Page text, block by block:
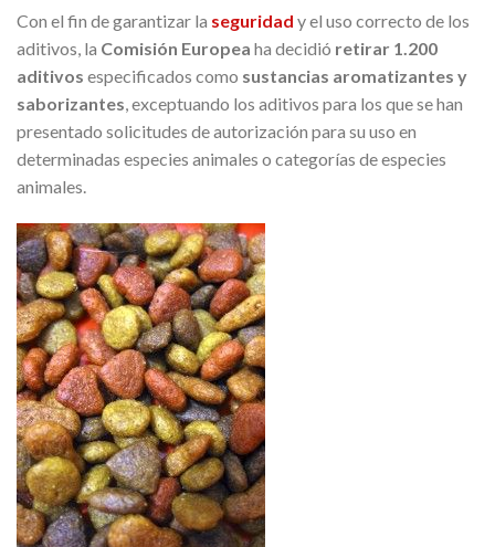
Con el fin de garantizar la seguridad y el uso correcto de los
aditivos, la Comisión Europea ha decidió retirar 1.200
aditivos especificados como sustancias aromatizantes y
saborizantes, exceptuando los aditivos para los que se han
presentado solicitudes de autorización para su uso en
determinadas especies animales o categorías de especies
animales.